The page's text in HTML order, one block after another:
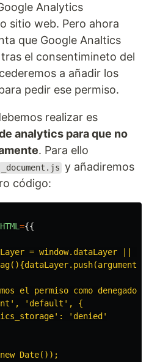
Analytics
sitio web. Pero ahora
que Google Analtics
el consentimineto del
a añadir los
pedir ese permiso.
realizar es
analytics para que no
. Para ello
_document.js y añadiremos
código:
={{
= window.dataLayer ||
el permiso como denegado
'default', {
'denied'
Date());